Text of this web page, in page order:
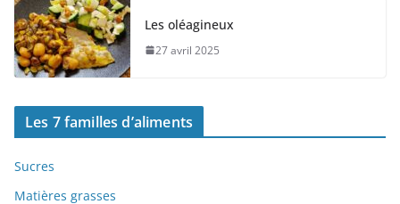
Les oléagineux
27 avril 2025
Les 7 familles d’aliments
Sucres
Matières grasses